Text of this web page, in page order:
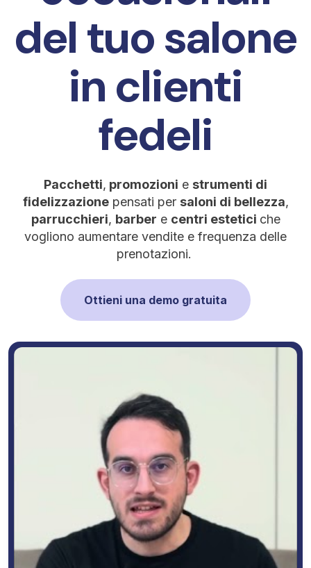
del tuo salone
in clienti
fedeli
Pacchetti, promozioni e strumenti di
fidelizzazionepensati per saloni di bellezza,
parrucchieri, barber e centri estetici che
vogliono aumentare vendite e frequenza delle
prenotazioni.
Ottieni una demo gratuita